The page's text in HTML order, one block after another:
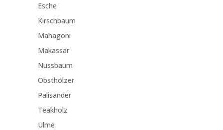
Esche
Kirschbaum
Mahagoni
Makassar
Nussbaum
Obsthölzer
Palisander
Teakholz
Ulme